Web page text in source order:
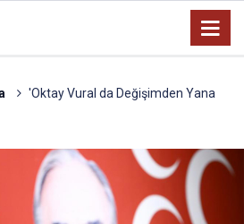
'Oktay Vural da Değişimden Yana